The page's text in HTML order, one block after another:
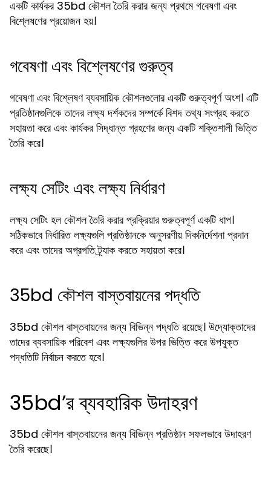
একটি কার্যকর 35bd কৌশল তৈরি করার জন্য প্রথমে গবেষণা এবং
বিশ্লেষণের প্রয়োজন হয়।
গবেষণা এবং বিশ্লেষণের গুরুত্ব
গবেষণা এবং বিশ্লেষণ ব্যবসায়িক কৌশলগুলোর একটি গুরুত্বপূর্ণ অংশ। এটি
প্রতিষ্ঠানগুলিকে তাদের লক্ষ্য দর্শকদের সম্পর্কে বিশদ তথ্য সংগ্রহ করতে
সহায়তা করে এবং কার্যকর সিদ্ধান্ত গ্রহণের জন্য একটি শক্তিশালী ভিত্তি
তৈরি করে।
লক্ষ্য সেটিং এবং লক্ষ্য নির্ধারণ
লক্ষ্য সেটিং হল কৌশল তৈরি করার প্রক্রিয়ার গুরুত্বপূর্ণ একটি ধাপ।
সঠিকভাবে নির্ধারিত লক্ষ্যগুলি প্রতিষ্ঠানকে অনুসরণীয় দিকনির্দেশনা প্রদান
করে এবং তাদের অগ্রগতি ট্র্যাক করতে সহায়তা করে।
35bd কৌশল বাস্তবায়নের পদ্ধতি
35bd কৌশল বাস্তবায়নের জন্য বিভিন্ন পদ্ধতি রয়েছে। উদ্যোক্তাদের
তাদের ব্যবসায়িক পরিবেশ এবং লক্ষ্যগুলির উপর ভিত্তি করে উপযুক্ত
পদ্ধতিটি নির্বাচন করতে হবে।
35bd’র ব্যবহারিক উদাহরণ
35bd কৌশল বাস্তবায়নের জন্য বিভিন্ন প্রতিষ্ঠান সফলভাবে উদাহরণ
তৈরি করেছে।